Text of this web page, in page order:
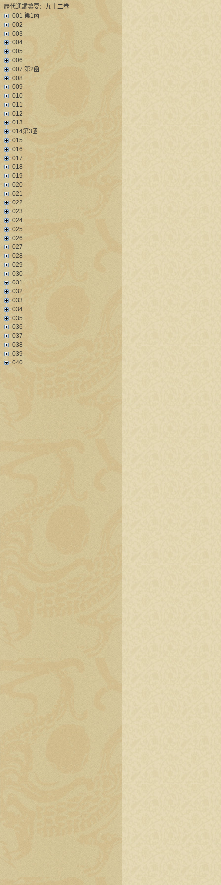
歷代通鑑纂要：九十二卷
001 第1函
002
003
004
005
006
007 第2函
008
009
010
011
012
013
014第3函
015
016
017
018
019
020
021
022
023
024
025
026
027
028
029
030
031
032
033
034
035
036
037
038
039
040